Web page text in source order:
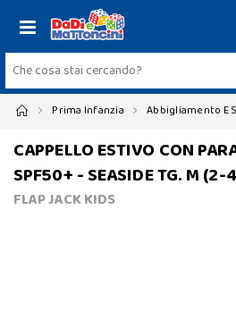
Prima Infanzia Abbigliamento E
CAPPELLO ESTIVO CON
SPF50+ - SEASIDE TG. M (2-
FLAP JACK KIDS